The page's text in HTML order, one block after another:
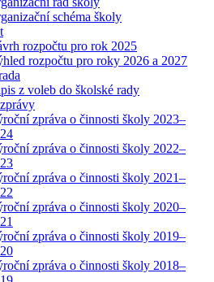
schéma školy
rozpočtu pro rok 2025
rozpočtu pro roky 2026 a 2027
z voleb do školské rady
zpráva o činnosti školy 2023–
zpráva o činnosti školy 2022–
zpráva o činnosti školy 2021–
zpráva o činnosti školy 2020–
zpráva o činnosti školy 2019–
zpráva o činnosti školy 2018–